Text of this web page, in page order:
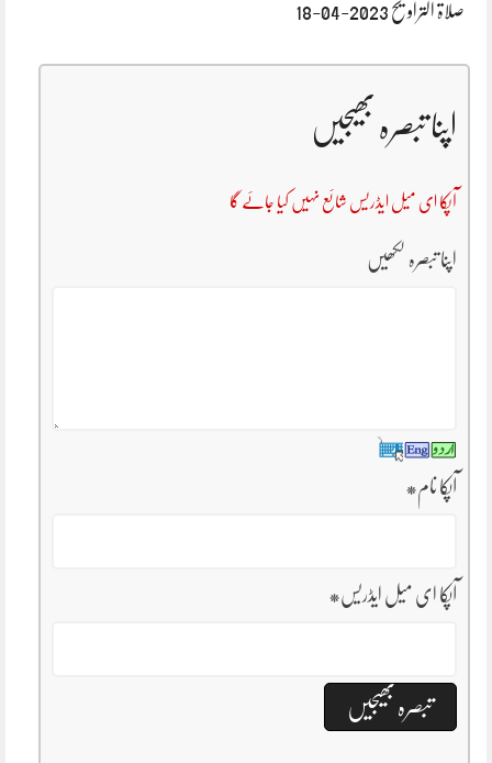
صلاۃ التراویح 2023-04-18
اپنا تبصرہ بھیجیں
آپکا ای میل ایڈریس شائع نہیں کیا جائے گا
اپنا تبصرہ لکھیں
آپکا نام*
آپکا ای میل ایڈریس*